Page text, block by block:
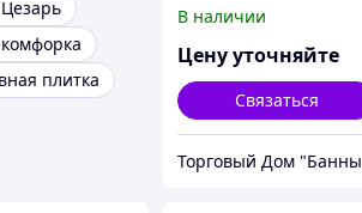
плитка
серо-бежевая, короед
В наличии
Цену уточняйте
Связаться